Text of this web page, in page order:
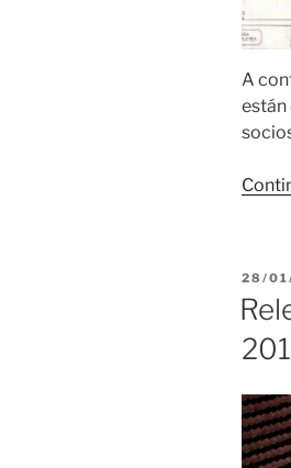
A
están
EL
28/